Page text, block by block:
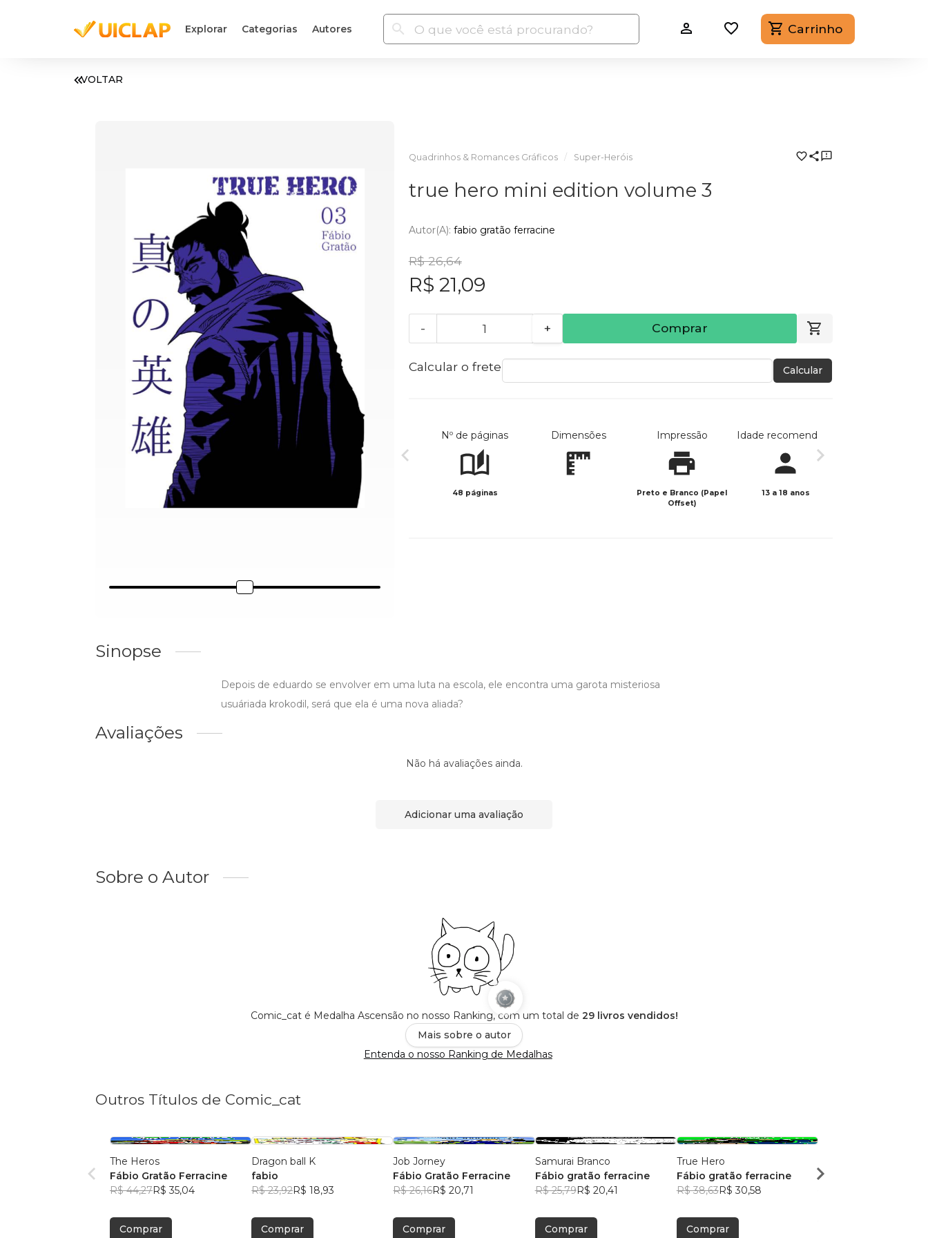
Explorar Categorias Autores Carrinho
VOLTAR
Quadrinhos & Romances Gráficos Super-Heróis
true hero mini edition volume 3
Autor(a): fabio gratão ferracine
R$ 26,64
R$ 21,09
- + Comprar
Calcular o frete Calcular
Nº de páginas
48 páginas
Dimensões Impressão
Preto e Branco (Papel
Offset)
Idade recomendada
13 a 18 anos
Sinopse
Depois de eduardo se envolver em uma luta na escola, ele encontra uma garota misteriosa
usuáriada krokodil, será que ela é uma nova aliada?
Avaliações
Não há avaliações ainda.
Adicionar uma avaliação
Sobre o Autor
Comic_cat é Medalha Ascensão no nosso Ranking, com um total de 29 livros vendidos!
Mais sobre o autor
Entenda o nosso Ranking de Medalhas
Outros Títulos de Comic_cat
The Heros
Fábio Gratão Ferracine
R$ 44,27R$ 35,04
Comprar
Dragon ball K
fabio
R$ 23,92R$ 18,93
Comprar
Job Jorney
Fábio Gratão Ferracine
R$ 26,16R$ 20,71
Comprar
Samurai Branco
Fábio gratão ferracine
R$ 25,79R$ 20,41
Comprar
True Hero
Fábio gratão ferracine
R$ 38,63R$ 30,58
Comprar
João Francisco